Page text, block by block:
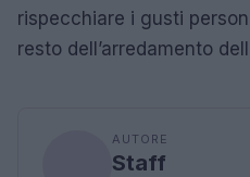
rispecchiare i gusti
resto dell’arredamento
AUTORE
Staff